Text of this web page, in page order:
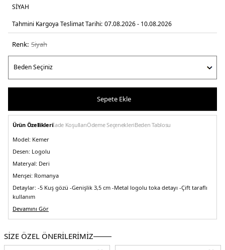
SİYAH
Tahmini Kargoya Teslimat Tarihi: 07.08.2026 - 10.08.2026
Renk: si̇yah
Sepete Ekle
Ürün Özellikleriİade KoşullarıÖdeme SeçenekleriBeden Tablosu
Model: Kemer
Desen: Logolu
Materyal: Deri
Menşei: Romanya
Detaylar: -5 Kuş gözü -Genişlik 3,5 cm -Metal logolu toka detayı -Çift taraflı
kullanım
5DE1LV04G7033GUK4.07
Devamını Gör
SİZE ÖZEL ÖNERİLERİMİZ